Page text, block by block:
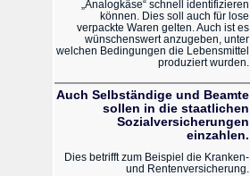
„Analogkäse“ schnell identifizieren
können. Dies soll auch für lose
verpackte Waren gelten. Auch ist es
wünschenswert anzugeben, unter
welchen Bedingungen die Lebensmittel
produziert wurden.
Auch Selbständige und Beamte
sollen in die staatlichen
Sozialversicherungen
einzahlen.
Dies betrifft zum Beispiel die Kranken-
und Rentenversicherung.